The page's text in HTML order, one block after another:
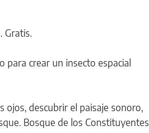
Gratis.
para crear un insecto espacial
descubrir el paisaje sonoro,
Bosque de los Constituyentes